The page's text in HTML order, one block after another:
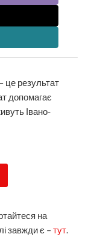
це результат
допомагає
Івано-
на
завжди є –тут.